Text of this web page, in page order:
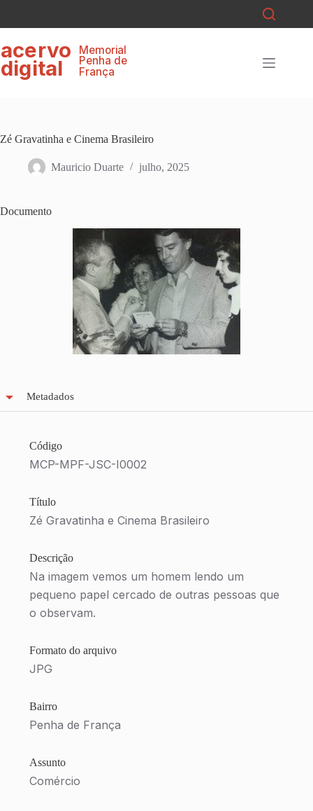
o
Memorial
Penha de
França
acervo
digital
Zé Gravatinha e Cinema Brasileiro
Mauricio Duarte julho, 2025
Documento
Metadados
Código
MCP-MPF-JSC-I0002
Título
Zé Gravatinha e Cinema Brasileiro
Descrição
Na imagem vemos um homem lendo um
pequeno papel cercado de outras pessoas que
o observam.
Formato do arquivo
JPG
Bairro
Penha de França
Assunto
Comércio